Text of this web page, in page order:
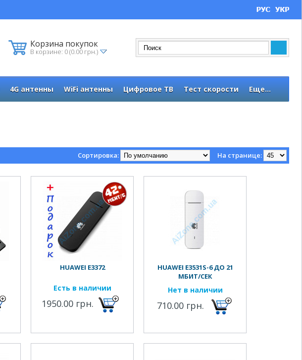
Корзина покупок
В корзине: 0 (0.00 грн.)
4G антенны WiFi антенны Цифровое ТВ Тест скорости Еще...
На странице:
Сортировка:
HUAWEI E3372
Есть в наличии
1950.00 грн.
HUAWEI E3531S-6 ДО 21
МБИТ/СЕК
Нет в наличии
710.00 грн.